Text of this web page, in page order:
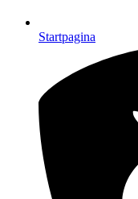
Startpagina